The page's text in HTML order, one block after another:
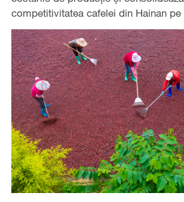
competitivitatea cafelei din Hainan pe